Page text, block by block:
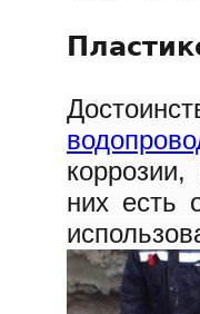
них есть